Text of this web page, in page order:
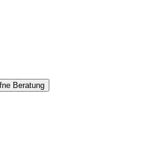
Beratung